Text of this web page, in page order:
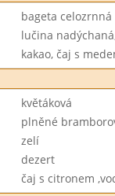
bageta celozrnná
lučina
kakao, čaj s
květáková
plněné
zelí
dezert
čaj s citronem